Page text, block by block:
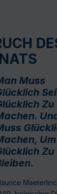
Muss
Zu
Um
Zu